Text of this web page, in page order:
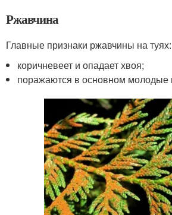
Ржавчина
Главные признаки ржавчины на туях:
коричневеет и опадает хвоя;
поражаются в основном молодые